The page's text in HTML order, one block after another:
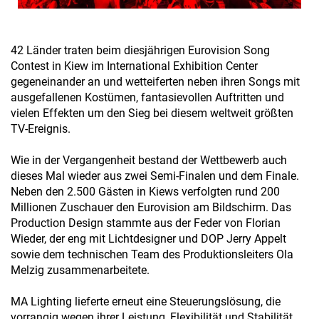
42 Länder traten beim diesjährigen Eurovision Song
Contest in Kiew im International Exhibition Center
gegeneinander an und wetteiferten neben ihren Songs mit
ausgefallenen Kostümen, fantasievollen Auftritten und
vielen Effekten um den Sieg bei diesem weltweit größten
TV-Ereignis.
Wie in der Vergangenheit bestand der Wettbewerb auch
dieses Mal wieder aus zwei Semi-Finalen und dem Finale.
Neben den 2.500 Gästen in Kiews verfolgten rund 200
Millionen Zuschauer den Eurovision am Bildschirm. Das
Production Design stammte aus der Feder von Florian
Wieder, der eng mit Lichtdesigner und DOP Jerry Appelt
sowie dem technischen Team des Produktionsleiters Ola
Melzig zusammenarbeitete.
MA Lighting lieferte erneut eine Steuerungslösung, die